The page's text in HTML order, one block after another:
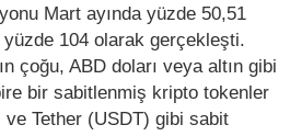
Mart ayında yüzde 50,51
104 olarak gerçekleşti.
çoğu, ABD doları veya altın gibi
bir sabitlenmiş kripto tokenler
Tether (USDT) gibi sabit